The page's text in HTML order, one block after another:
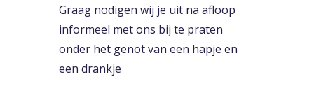
Graag nodigen wij je uit na afloop
informeel met ons bij te praten
onder het genot van een hapje en
een drankje